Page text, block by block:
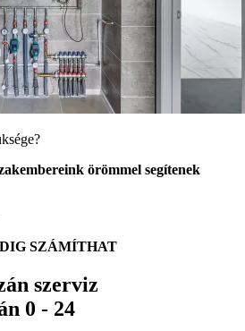
örömmel segítenek
SZÁMÍTHAT
szerviz
0 - 24